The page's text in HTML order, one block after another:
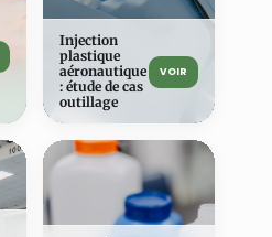
Injection
plastique
aéronautique
: étude de cas
outillage
VOIR